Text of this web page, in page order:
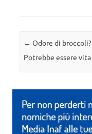
Navigazione articolo
← Odore di broccoli?
Potrebbe essere vita